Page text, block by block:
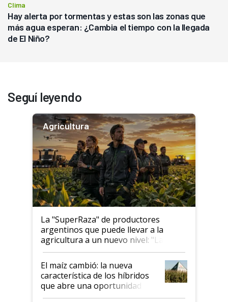
Clima
Hay alerta por tormentas y estas son las zonas que
más agua esperan: ¿Cambia el tiempo con la llegada
de El Niño?
Seguí leyendo
Agricultura
La "SuperRaza" de productores
argentinos que puede llevar a la
agricultura a un nuevo nivel: "Las
posibilidades de crecimiento son
infinitas"
El maíz cambió: la nueva
característica de los híbridos
que abre una oportunidad en
el lote